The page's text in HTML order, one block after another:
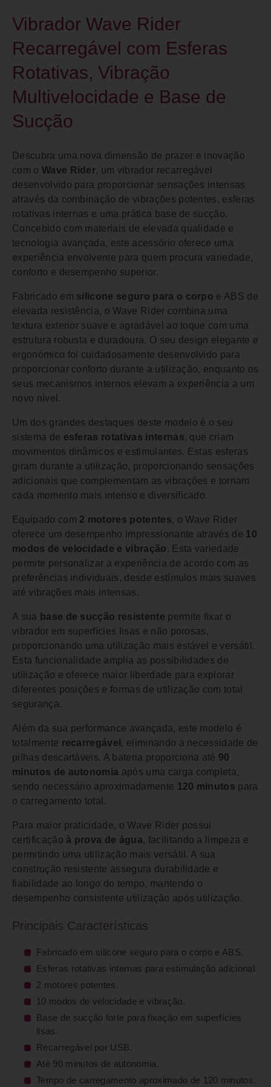
Vibrador Wave Rider
Recarregável com Esferas
Rotativas, Vibração
Multivelocidade e Base de
Sucção
Descubra uma nova dimensão de prazer e inovação
com o Wave Rider, um vibrador recarregável
desenvolvido para proporcionar sensações intensas
através da combinação de vibrações potentes, esferas
rotativas internas e uma prática base de sucção.
Concebido com materiais de elevada qualidade e
tecnologia avançada, este acessório oferece uma
experiência envolvente para quem procura variedade,
conforto e desempenho superior.
Fabricado em silicone seguro para o corpo e ABS de
elevada resistência, o Wave Rider combina uma
textura exterior suave e agradável ao toque com uma
estrutura robusta e duradoura. O seu design elegante e
ergonómico foi cuidadosamente desenvolvido para
proporcionar conforto durante a utilização, enquanto os
seus mecanismos internos elevam a experiência a um
novo nível.
Um dos grandes destaques deste modelo é o seu
sistema de esferas rotativas internas, que criam
movimentos dinâmicos e estimulantes. Estas esferas
giram durante a utilização, proporcionando sensações
adicionais que complementam as vibrações e tornam
cada momento mais intenso e diversificado.
Equipado com 2 motores potentes, o Wave Rider
oferece um desempenho impressionante através de 10
modos de velocidade e vibração . Esta variedade
permite personalizar a experiência de acordo com as
preferências individuais, desde estímulos mais suaves
até vibrações mais intensas.
A sua base de sucção resistente permite fixar o
vibrador em superfícies lisas e não porosas,
proporcionando uma utilização mais estável e versátil.
Esta funcionalidade amplia as possibilidades de
utilização e oferece maior liberdade para explorar
diferentes posições e formas de utilização com total
segurança.
Além da sua performance avançada, este modelo é
totalmente recarregável , eliminando a necessidade de
pilhas descartáveis. A bateria proporciona até 90
minutos de autonomia após uma carga completa,
sendo necessário aproximadamente 120 minutos para
o carregamento total.
Para maior praticidade, o Wave Rider possui
certificação à prova de água, facilitando a limpeza e
permitindo uma utilização mais versátil. A sua
construção resistente assegura durabilidade e
fiabilidade ao longo do tempo, mantendo o
desempenho consistente utilização após utilização.
Principais Características
Fabricado em silicone seguro para o corpo e ABS.
Esferas rotativas internas para estimulação adicional.
2 motores potentes.
10 modos de velocidade e vibração.
Base de sucção forte para fixação em superfícies
lisas.
Recarregável por USB.
Até 90 minutos de autonomia.
Tempo de carregamento aproximado de 120 minutos.